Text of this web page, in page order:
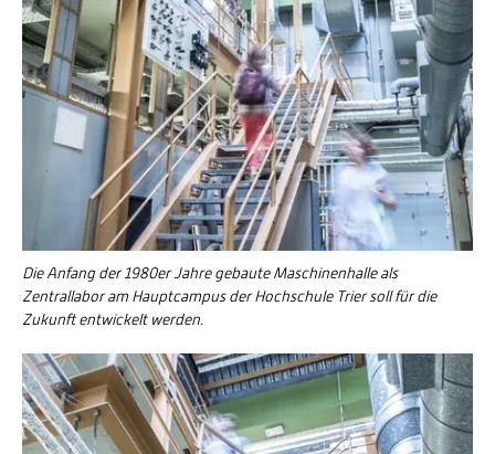
Die Anfang der 1980er Jahre gebaute Maschinenhalle als
Zentrallabor am Hauptcampus der Hochschule Trier soll für die
Zukunft entwickelt werden.